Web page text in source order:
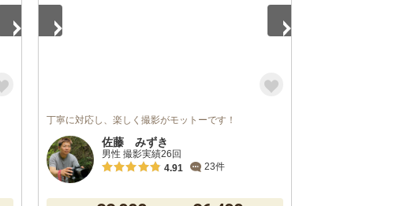
丁寧に対応し、楽しく撮影がモットーです！
佐藤 みずき
男性 撮影実績26回
4.91
23件